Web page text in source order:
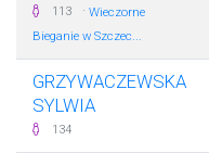
113 · Wieczorne
Bieganie w Szczec...
GRZYWACZEWSKA
SYLWIA
134